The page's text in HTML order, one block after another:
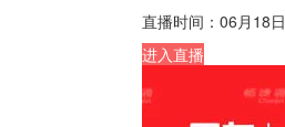
直播时间： 06月18日
进入直播